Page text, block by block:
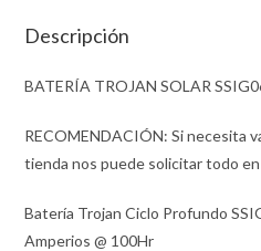
Descripción
BATERÍA TROJAN SOLAR
RECOMENDACIÓN: Si necesita
tienda nos puede solicitar todo
Batería Trojan Ciclo Profundo
Amperios @ 100Hr